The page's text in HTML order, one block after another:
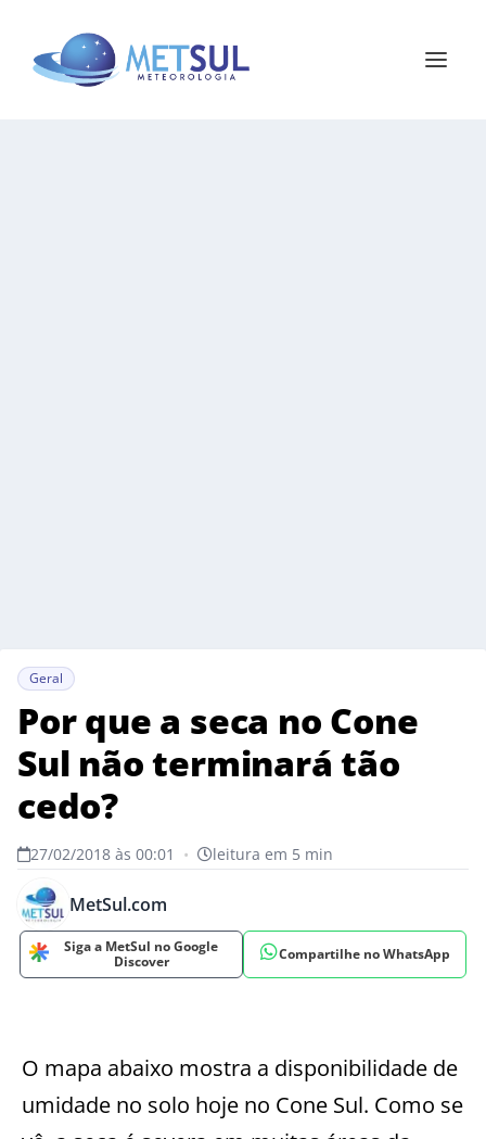
Geral
Por que a seca no Cone
Sul não terminará tão
cedo?
27/02/2018 às 00:01 • leitura em 5 min
MetSul.com
Siga a MetSul no Google
Discover
Compartilhe no WhatsApp
O mapa abaixo mostra a disponibilidade de
umidade no solo hoje no Cone Sul. Como se